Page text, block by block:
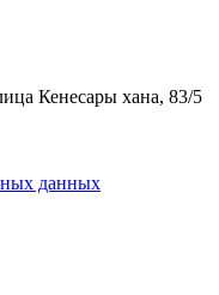
Кенесары хана, 83/5
данных